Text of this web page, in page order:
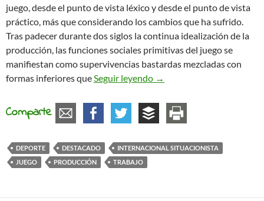
juego, desde el punto de vista léxico y desde el punto de vista
práctico, más que considerando los cambios que ha sufrido.
Tras padecer durante dos siglos la continua idealización de la
producción, las funciones sociales primitivas del juego se
manifiestan como supervivencias bastardas mezcladas con
formas inferiores queSeguir leyendo El juego
→
Comparte
DEPORTE DESTACADO
INTERNACIONAL SITUACIONISTA
JUEGO
PRODUCCIÓN TRABAJO